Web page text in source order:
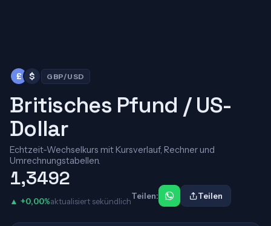
£ $ GBP/USD
Britisches Pfund / US-
Dollar
Echtzeit-Wechselkurs mit Kursverlauf, Rechner und
Umrechnungstabellen.
1,3492
▲ +0,00%aktualisiert sekündlich
Teilen: Teilen